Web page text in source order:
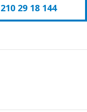
210 29 18 144